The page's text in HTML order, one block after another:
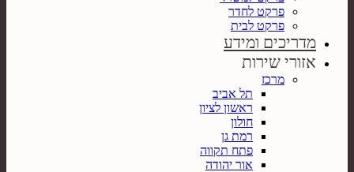
פרקט לחדר
פרקט לבית
מדריכים ומידע
אזורי שירות
מרכז
תל אביב
ראשון לציון
חולון
רמת גן
פתח תקווה
אור יהודה